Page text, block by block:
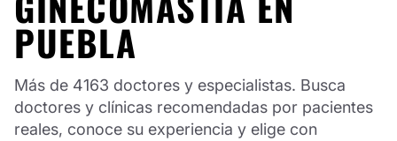
PUEBLA
Más de 4163 doctores y especialistas. Busca
doctores y clínicas recomendadas por pacientes
reales, conoce su experiencia y elige con